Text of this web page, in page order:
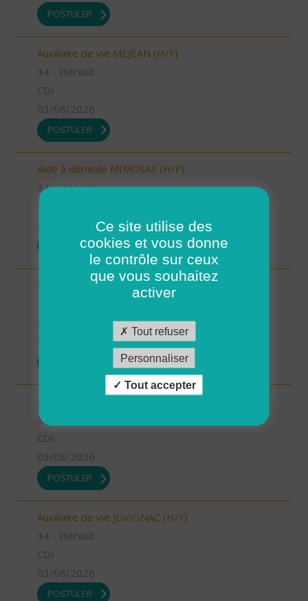
POSTULER
Auxiliaire de vie MEJEAN (H/F)
34 - Hérault
CDI
03/08/2026
POSTULER
Aide à domicile MIMOSAS (H/F)
34 - Hérault
POSTULER
Auxiliaire de vie MIMOSAS (H/F)
Auxiliaire de vie MONTPELLIER OUEST (H/F)
34 - Hérault
CDI
03/08/2026
POSTULER
Auxiliaire de vie JUVIGNAC (H/F)
34 - Hérault
CDI
03/08/2026
POSTULER
Ce site utilise des
cookies et vous donne
le contrôle sur ceux
que vous souhaitez
activer
Tout refuser
Personnaliser
Tout accepter